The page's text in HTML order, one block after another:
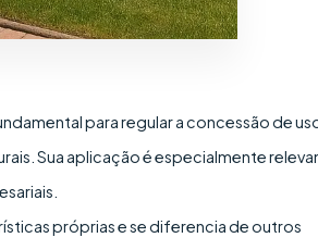
para regular a concessão de
Sua aplicação é especialmente
próprias e se diferencia de outros